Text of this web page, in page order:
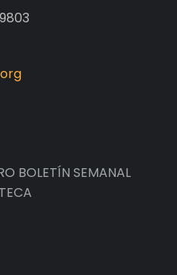
BOLETÍN SEMANAL